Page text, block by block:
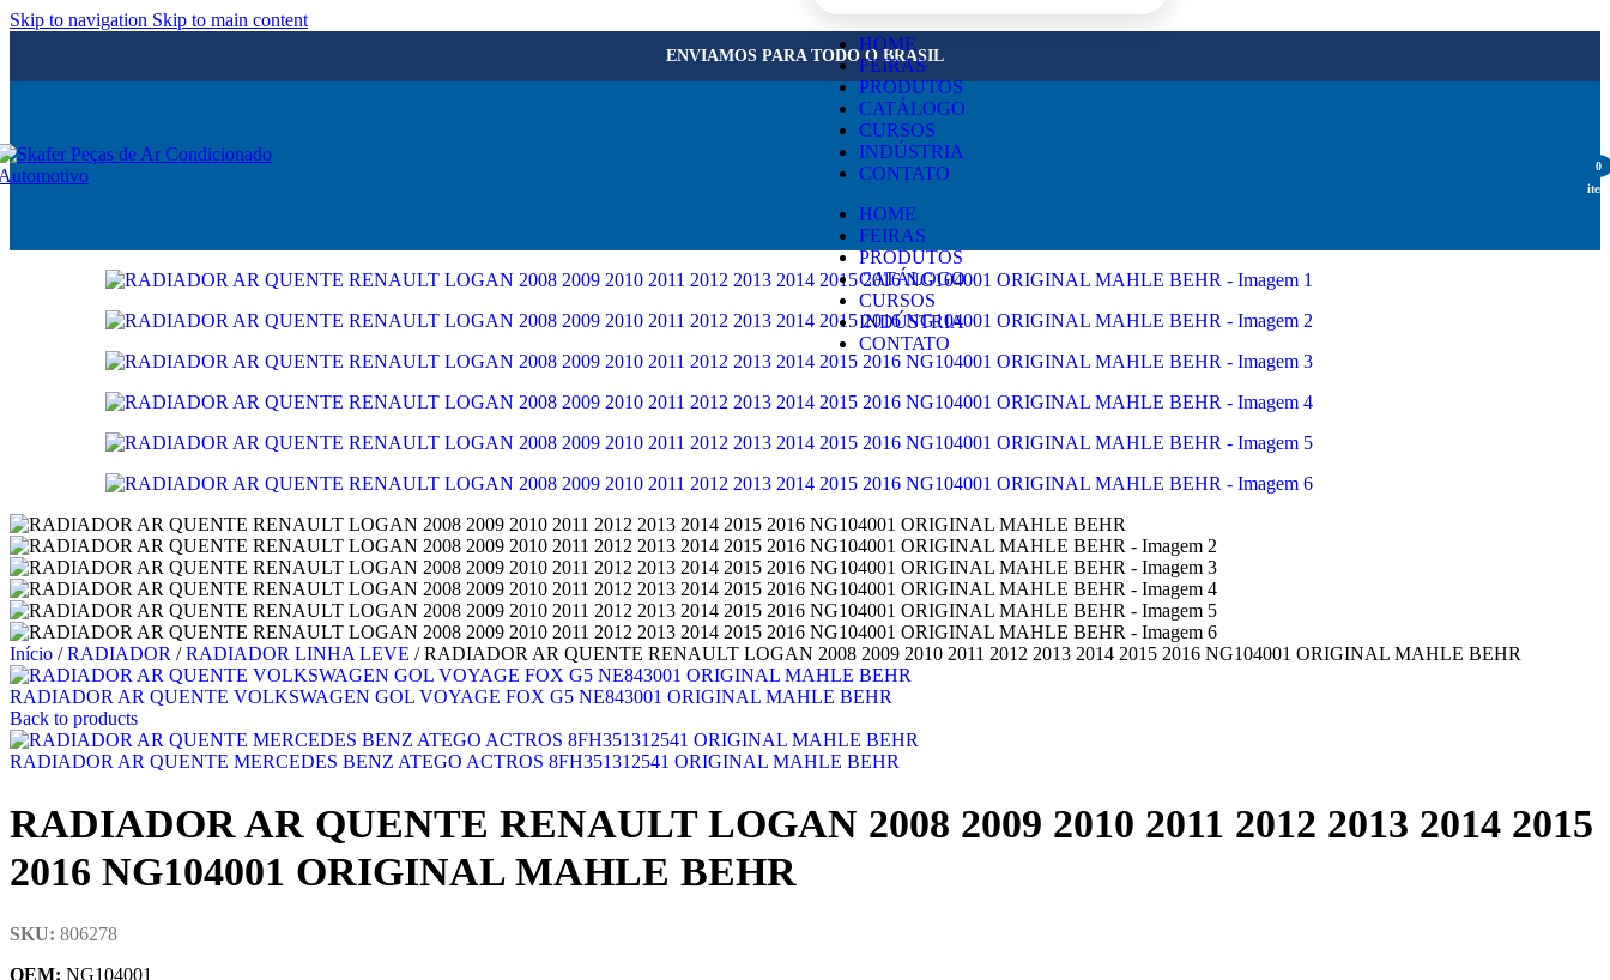
Skip to navigation Skip to main content
ENVIAMOS PARA TODO O BRASIL
HOME
FEIRAS
PRODUTOS
CATÁLOGO
CURSOS
INDÚSTRIA
CONTATO
HOME
FEIRAS
PRODUTOS
CATÁLOGO
CURSOS
INDÚSTRIA
CONTATO
0
Início / RADIADOR / RADIADOR LINHA LEVE / RADIADOR AR QUENTE RENAULT LOGAN 2008 2009 2010 2011 2012 2013 2014 2015 2016 NG104001 ORIGINAL MAHLE BEHR
RADIADOR AR QUENTE VOLKSWAGEN GOL VOYAGE FOX G5 NE843001 ORIGINAL MAHLE BEHR
Back to products
RADIADOR AR QUENTE MERCEDES BENZ ATEGO ACTROS 8FH351312541 ORIGINAL MAHLE BEHR
RADIADOR AR QUENTE RENAULT LOGAN 2008 2009 2010 2011 2012 2013 2014 2015
2016 NG104001 ORIGINAL MAHLE BEHR
SKU: 806278
OEM: NG104001